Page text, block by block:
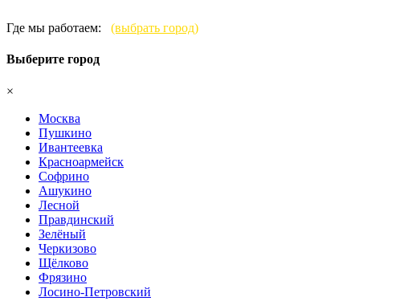
Где мы работаем: (выбрать город)
Выберите город
×
Москва
Пушкино
Ивантеевка
Красноармейск
Софрино
Ашукино
Лесной
Правдинский
Зелёный
Черкизово
Щёлково
Фрязино
Лосино-Петровский